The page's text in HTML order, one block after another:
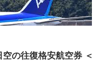
の往復格安航空券 ＜